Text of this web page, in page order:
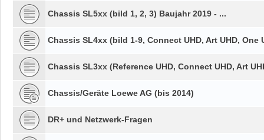
Chassis SL5xx (bild 1, 2, 3) Baujahr 2019 - ...
Chassis SL4xx (bild 1-9, Connect UHD, Art UHD, One
Chassis SL3xx (Reference UHD, Connect UHD, Art
Chassis/Geräte Loewe AG (bis 2014)
DR+ und Netzwerk-Fragen